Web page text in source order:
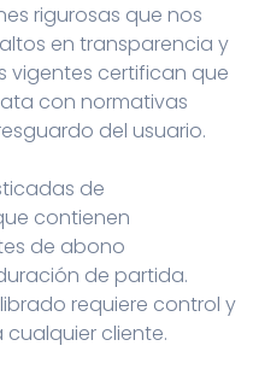
rigurosas que nos
en transparencia y
vigentes certifican que
con normativas
del usuario.
de
contienen
de abono
de partida.
requiere control y
cliente.